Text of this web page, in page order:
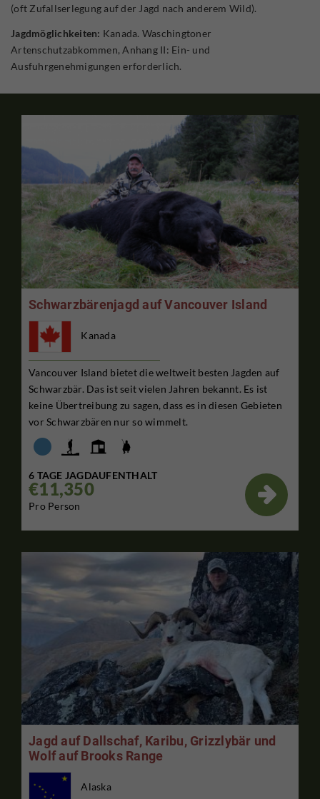
(oft Zufallserlegung auf der Jagd nach anderem Wild).
Jagdmöglichkeiten: Kanada. Waschingtoner
Artenschutzabkommen, Anhang II: Ein- und
Ausfuhrgenehmigungen erforderlich.
Schwarzbärenjagd auf Vancouver Island
Kanada
Vancouver Island bietet die weltweit besten Jagden auf
Schwarzbär. Das ist seit vielen Jahren bekannt. Es ist
keine Übertreibung zu sagen, dass es in diesen Gebieten
vor Schwarzbären nur so wimmelt.
6 TAGE JAGDAUFENTHALT
€11,350
Pro Person

Jagd auf Dallschaf, Karibu, Grizzlybär und
Wolf auf Brooks Range
Alaska